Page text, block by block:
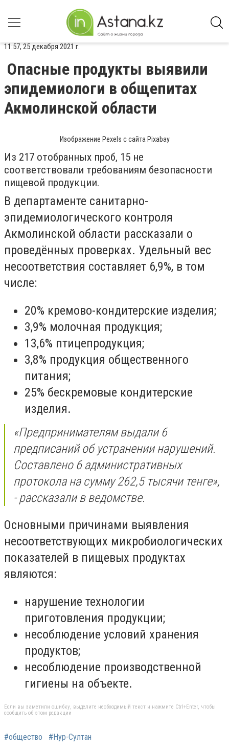
11:57, 25 декабря 2021 г.
Опасные продукты выявили
эпидемиологи в общепитах
Акмолинской области
Изображение Pexels с сайта Pixabay
Из 217 отобранных проб, 15 не
соответствовали требованиям безопасности
пищевой продукции.
В департаменте санитарно-
эпидемиологического контроля
Акмолинской области рассказали о
проведённых проверках. Удельный вес
несоответствия составляет 6,9%, в том
числе:
20% кремово-кондитерские изделия;
3,9% молочная продукция;
13,6% птицепродукция;
3,8% продукция общественного
питания;
25% бескремовые кондитерские
изделия.
«Предпринимателям выдали 6
предписаний об устранении нарушений.
Составлено 6 административных
протокола на сумму 262,5 тысячи тенге»,
- рассказали в ведомстве.
Основными причинами выявления
несоответствующих микробиологических
показателей в пищевых продуктах
являются:
нарушение технологии
приготовления продукции;
несоблюдение условий хранения
продуктов;
несоблюдение производственной
гигиены на объекте.
Если вы заметили ошибку, выделите необходимый текст и нажмите Ctrl+Enter, чтобы
сообщить об этом редакции
#общество #Нур-Султан